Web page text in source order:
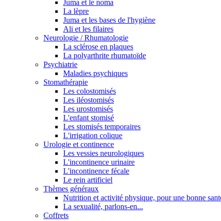
Juma et le noma
La lèpre
Juma et les bases de l'hygiène
Ali et les filaires
Neurologie / Rhumatologie
La sclérose en plaques
La polyarthrite rhumatoïde
Psychiatrie
Maladies psychiques
Stomathérapie
Les colostomisés
Les iléostomisés
Les urostomisés
L'enfant stomisé
Les stomisés temporaires
L'irrigation colique
Urologie et continence
Les vessies neurologiques
L'incontinence urinaire
L'incontinence fécale
Le rein artificiel
Thèmes généraux
Nutrition et activité physique, pour une bonne
La sexualité, parlons-en...
Coffrets